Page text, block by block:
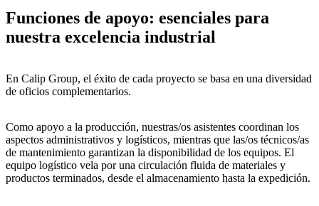
Funciones de apoyo: esenciales para
nuestra excelencia industrial
En Calip Group, el éxito de cada proyecto se basa en una diversidad
de oficios complementarios.
Como apoyo a la producción, nuestras/os asistentes coordinan los
aspectos administrativos y logísticos, mientras que las/os técnicos/as
de mantenimiento garantizan la disponibilidad de los equipos. El
equipo logístico vela por una circulación fluida de materiales y
productos terminados, desde el almacenamiento hasta la expedición.